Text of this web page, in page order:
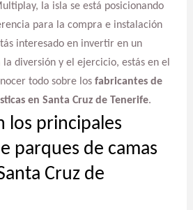
la isla se está posicionando
para la compra e instalación
interesado en invertir en un
diversión y el ejercicio, estás en el
todo sobre los fabricantes de
en Santa Cruz de Tenerife.
los principales
parques de camas
Cruz de